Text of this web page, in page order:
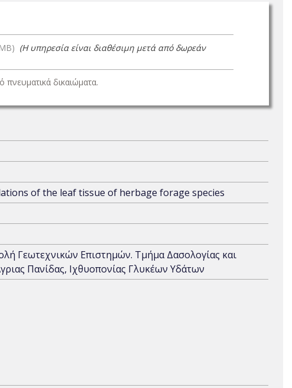
(Η υπηρεσία είναι διαθέσιμη μετά από δωρεάν
δικαιώματα.
of the leaf tissue of herbage forage species
Γεωτεχνικών Επιστημών. Τμήμα Δασολογίας και
Πανίδας, Ιχθυοπονίας Γλυκέων Υδάτων